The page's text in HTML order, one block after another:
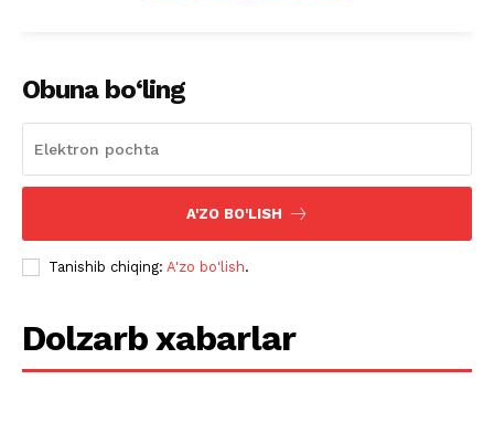
Obuna bo‘ling
A'ZO BO'LISH
Tanishib chiqing: A'zo bo'lish.
Dolzarb xabarlar